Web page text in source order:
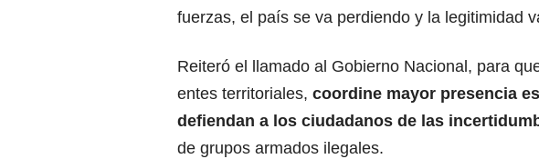
fuerzas, el país se va perdiendo y la legitimidad
Reiteró el llamado al Gobierno Nacional, para
entes territoriales, coordine mayor presencia
defiendan a los ciudadanos de las
de grupos armados ilegales.